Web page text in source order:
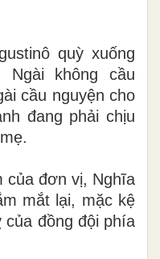
quỳ xuống
không cầu
cầu nguyện cho
đang phải chịu
của đơn vị, Nghĩa
mắt lại, mặc kệ
đồng đội phía